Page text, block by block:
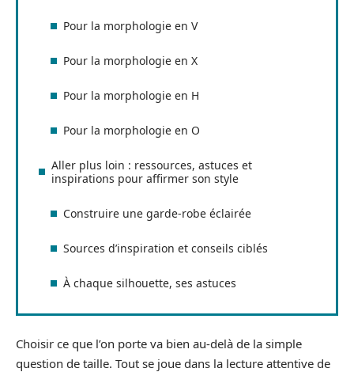
Pour la morphologie en V
Pour la morphologie en X
Pour la morphologie en H
Pour la morphologie en O
Aller plus loin : ressources, astuces et
inspirations pour affirmer son style
Construire une garde-robe éclairée
Sources d’inspiration et conseils ciblés
À chaque silhouette, ses astuces
Choisir ce que l’on porte va bien au-delà de la simple
question de taille. Tout se joue dans la lecture attentive de